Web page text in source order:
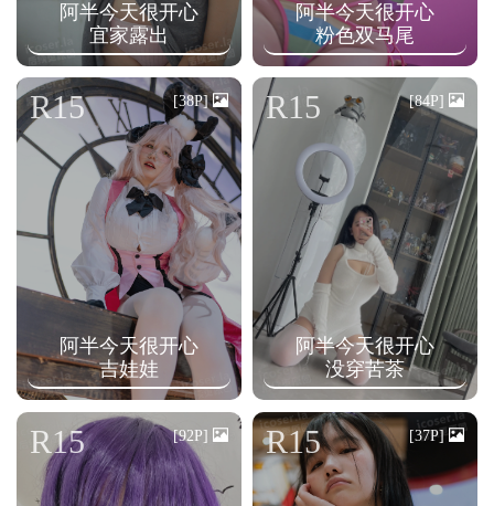
阿半今天很开心
宜家露出
阿半今天很开心
粉色双马尾
阿半今天很开心
吉娃娃
R15 [38P]
阿半今天很开心
没穿苦茶
R15 [84P]
R15 [92P] R15 [37P]